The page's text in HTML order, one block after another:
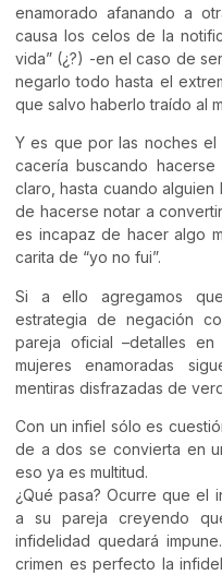
enamorado afanando a
causa los celos de la
vida” (¿?) -en el caso de
negarlo todo hasta el
que salvo haberlo traído al
Y es que por las noches
cacería buscando
claro, hasta cuando
de hacerse notar a
es incapaz de hacer algo
carita de “yo no fui”.
Si a ello agregamos
estrategia de negación
pareja oficial –detalles
mujeres enamoradas
mentiras disfrazadas de
Con un infiel sólo es
de a dos se convierta en
eso ya es multitud.
¿Qué pasa? Ocurre que el
a su pareja creyendo
infidelidad quedará
crimen es perfecto la